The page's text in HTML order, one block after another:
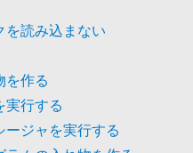
を読み込まない
を作る
実行する
ージャを実行する